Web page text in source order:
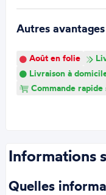
Autres avantages
Août en folie
Livraison à
Commande
Informations
Quelles